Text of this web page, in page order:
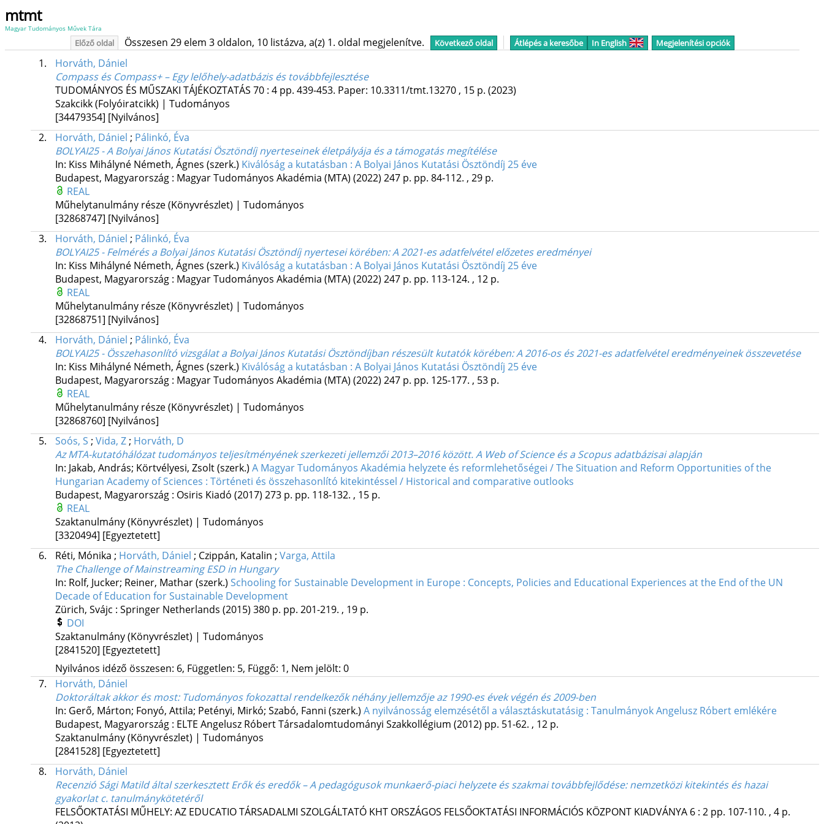
mtmt
Magyar Tudományos Művek Tára
Előző oldal Összesen 29 elem 3 oldalon, 10 listázva, a(z) 1. oldal megjelenítve. Következő oldal Átlépés a keresőbe In English Megjelenítési opciók
1.
Horváth, Dániel
Compass és Compass+ – Egy lelőhely-adatbázis és továbbfejlesztése
TUDOMÁNYOS ÉS MŰSZAKI TÁJÉKOZTATÁS 70: 4 pp. 439-453. Paper: 10.3311/tmt.13270 , 15 p. (2023)
Szakcikk (Folyóiratcikk) | Tudományos
[34479354] [Nyilvános]
2.
Horváth, Dániel ; Pálinkó, Éva
BOLYAI25 - A Bolyai János Kutatási Ösztöndíj nyerteseinek életpályája és a támogatás megítélése
In: Kiss Mihályné Németh, Ágnes (szerk.) Kiválóság a kutatásban : A Bolyai János Kutatási Ösztöndíj 25 éve
Budapest, Magyarország : Magyar Tudományos Akadémia (MTA) (2022) 247 p. pp. 84-112. , 29 p.
REAL
Műhelytanulmány része (Könyvrészlet) | Tudományos
[32868747] [Nyilvános]
3.
Horváth, Dániel ; Pálinkó, Éva
BOLYAI25 - Felmérés a Bolyai János Kutatási Ösztöndíj nyertesei körében: A 2021-es adatfelvétel előzetes eredményei
In: Kiss Mihályné Németh, Ágnes (szerk.) Kiválóság a kutatásban : A Bolyai János Kutatási Ösztöndíj 25 éve
Budapest, Magyarország : Magyar Tudományos Akadémia (MTA) (2022) 247 p. pp. 113-124. , 12 p.
REAL
Műhelytanulmány része (Könyvrészlet) | Tudományos
[32868751] [Nyilvános]
4.
Horváth, Dániel ; Pálinkó, Éva
BOLYAI25 - Összehasonlító vizsgálat a Bolyai János Kutatási Ösztöndíjban részesült kutatók körében: A 2016-os és 2021-es adatfelvétel eredményeinek összevetése
In: Kiss Mihályné Németh, Ágnes (szerk.) Kiválóság a kutatásban : A Bolyai János Kutatási Ösztöndíj 25 éve
Budapest, Magyarország : Magyar Tudományos Akadémia (MTA) (2022) 247 p. pp. 125-177. , 53 p.
REAL
Műhelytanulmány része (Könyvrészlet) | Tudományos
[32868760] [Nyilvános]
5.
Soós, S ; Vida, Z; Horváth, D
Az MTA-kutatóhálózat tudományos teljesítményének szerkezeti jellemzői 2013–2016 között. A Web of Science és a Scopus adatbázisai alapján
In: Jakab, András; Körtvélyesi, Zsolt (szerk.) A Magyar Tudományos Akadémia helyzete és reformlehetőségei / The Situation and Reform Opportunities of the
Hungarian Academy of Sciences : Történeti és összehasonlító kitekintéssel / Historical and comparative outlooks
Budapest, Magyarország : Osiris Kiadó (2017) 273 p. pp. 118-132. , 15 p.
REAL
Szaktanulmány (Könyvrészlet) | Tudományos
[3320494] [Egyeztetett]
6.
Réti, Mónika ; Horváth, Dániel ; Czippán, Katalin ; Varga, Attila
The Challenge of Mainstreaming ESD in Hungary
In: Rolf, Jucker; Reiner, Mathar (szerk.) Schooling for Sustainable Development in Europe : Concepts, Policies and Educational Experiences at the End of the UN
Decade of Education for Sustainable Development
Zürich, Svájc : Springer Netherlands (2015) 380 p. pp. 201-219. , 19 p.
DOI
Szaktanulmány (Könyvrészlet) | Tudományos
[2841520] [Egyeztetett]
Nyilvános idéző összesen: 6, Független: 5, Függő: 1, Nem jelölt: 0
7.
Horváth, Dániel
Doktoráltak akkor és most: Tudományos fokozattal rendelkezők néhány jellemzője az 1990-es évek végén és 2009-ben
In: Gerő, Márton; Fonyó, Attila; Petényi, Mirkó; Szabó, Fanni (szerk.) A nyilvánosság elemzésétől a választáskutatásig : Tanulmányok Angelusz Róbert emlékére
Budapest, Magyarország : ELTE Angelusz Róbert Társadalomtudományi Szakkollégium (2012) pp. 51-62. , 12 p.
Szaktanulmány (Könyvrészlet) | Tudományos
[2841528] [Egyeztetett]
8.
Horváth, Dániel
Recenzió Sági Matild által szerkesztett Erők és eredők – A pedagógusok munkaerő-piaci helyzete és szakmai továbbfejlődése: nemzetközi kitekintés és hazai
gyakorlat c. tanulmánykötetéről
FELSŐOKTATÁSI MŰHELY: AZ EDUCATIO TÁRSADALMI SZOLGÁLTATÓ KHT ORSZÁGOS FELSŐOKTATÁSI INFORMÁCIÓS KÖZPONT KIADVÁNYA 6: 2 pp. 107-110. , 4 p.